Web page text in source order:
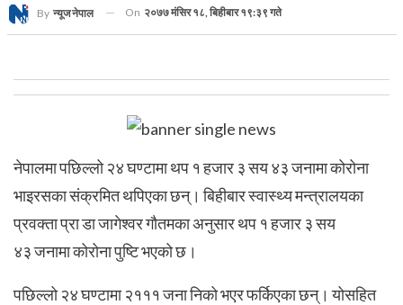
By न्यूज नेपाल On २०७७ मंसिर १८, बिहीबार १९:३९ गते
नेपालमा पछिल्लो २४ घण्टामा थप १ हजार ३ सय ४३ जनामा कोरोना
भाइरसका संक्रमित थपिएका छन्। बिहीबार स्वास्थ्य मन्त्रालयका
प्रवक्ता प्रा डा जागेश्वर गौतमका अनुसार थप १ हजार ३ सय
४३ जनामा कोरोना पुष्टि भएको छ।
पछिल्लो २४ घण्टामा २१११ जना निको भएर फर्किएका छन्। योसहित